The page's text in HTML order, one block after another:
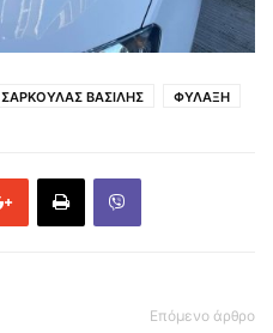
ΣΑΡΚΟΥΛΑΣ ΒΑΣΙΛΗΣ ΦΥΛΑΞΗ
Επόμενο άρθρο